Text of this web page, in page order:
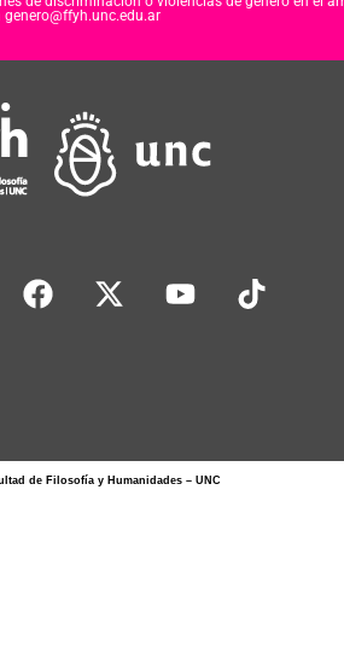
de Filosofía y Humanidades – UNC